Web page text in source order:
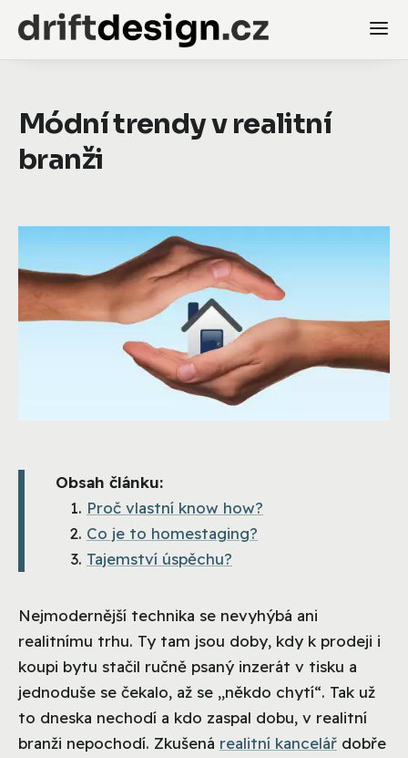
Módní trendy v realitní
branži
Obsah článku:
Proč vlastní know how?
Co je to homestaging?
Tajemství úspěchu?
Nejmodernější technika se nevyhýbá ani
realitnímu trhu. Ty tam jsou doby, kdy k prodeji i
koupi bytu stačil ručně psaný inzerát v tisku a
jednoduše se čekalo, až se „někdo chytí“. Tak už
to dneska nechodí a kdo zaspal dobu, v realitní
branži nepochodí. Zkušená realitní kancelář dobře